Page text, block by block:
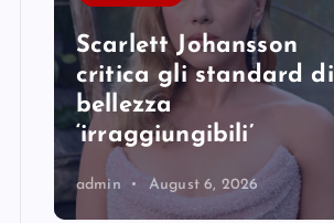
Scarlett Johansson
critica gli standard di
bellezza
‘irraggiungibili’
admin August 6, 2026